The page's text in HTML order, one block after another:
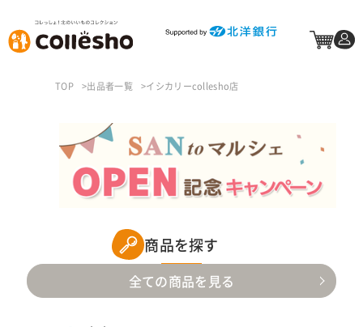
TOP 出品者一覧 イシカリーcollesho店
商品を探す
全ての商品を見る